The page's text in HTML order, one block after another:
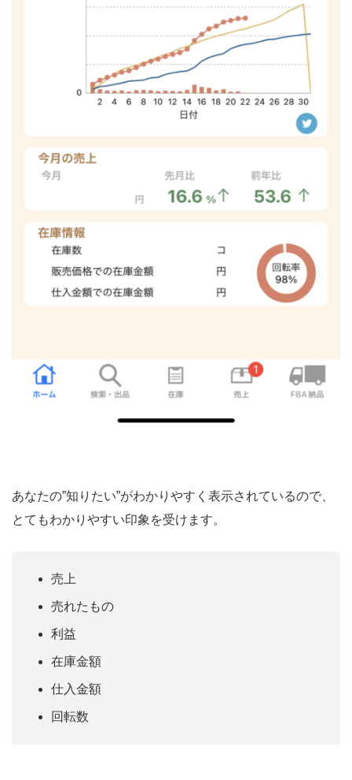
あなたの”知りたい”がわかりやすく表示されているので、
とてもわかりやすい印象を受けます。
売上
売れたもの
利益
在庫金額
仕入金額
回転数